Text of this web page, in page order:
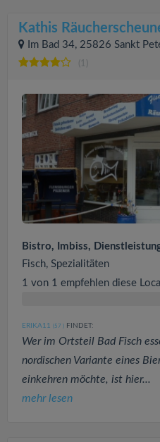
Kathis
Im Bad 34, 25826 Sankt
Bistro, Imbiss,
Fisch, Spezialitäten
1 von 1 empfehlen diese
ERIKA11 (57 ) FINDET:
Wer im Ortsteil Bad Fisch
nordischen Variante eines
einkehren möchte, ist hier...
mehr lesen